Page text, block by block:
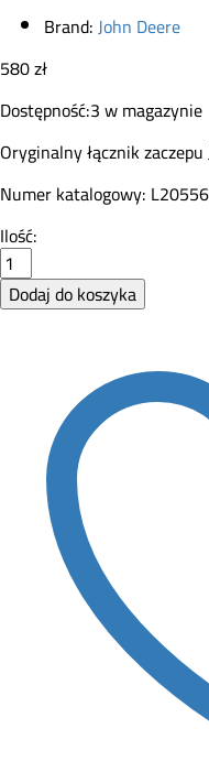
Brand:John Deere
580zł
Dostępność:3 w magazynie
Oryginalny łącznik
Numer katalogowy:
Łącznik
kołkowy
zaczepu
John
Ilość:
Dodaj do koszyka